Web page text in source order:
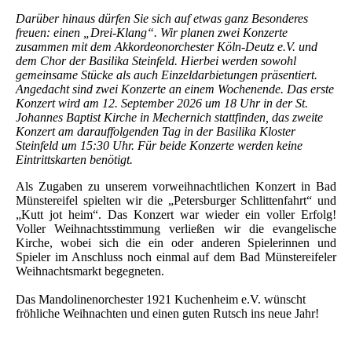
Darüber hinaus dürfen Sie sich auf etwas ganz Besonderes
freuen: einen „Drei-Klang“. Wir planen zwei Konzerte
zusammen mit dem Akkordeonorchester Köln-Deutz e.V. und
dem Chor der Basilika Steinfeld. Hierbei werden sowohl
gemeinsame Stücke als auch Einzeldarbietungen präsentiert.
Angedacht sind zwei Konzerte an einem Wochenende. Das erste
Konzert wird am 12. September 2026 um 18 Uhr in der St.
Johannes Baptist Kirche in Mechernich stattfinden, das zweite
Konzert am darauffolgenden Tag in der Basilika Kloster
Steinfeld um 15:30 Uhr. Für beide Konzerte werden keine
Eintrittskarten benötigt.
Als Zugaben zu unserem vorweihnachtlichen Konzert in Bad
Münstereifel spielten wir die „Petersburger Schlittenfahrt“ und
„Kutt jot heim“. Das Konzert war wieder ein voller Erfolg!
Voller Weihnachtsstimmung verließen wir die evangelische
Kirche, wobei sich die ein oder anderen Spielerinnen und
Spieler im Anschluss noch einmal auf dem Bad Münstereifeler
Weihnachtsmarkt begegneten.
Das Mandolinenorchester 1921 Kuchenheim e.V. wünscht
fröhliche Weihnachten und einen guten Rutsch ins neue Jahr!